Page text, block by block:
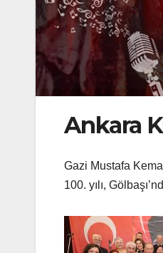
Ankara
Gazi Mustafa
100. yılı,